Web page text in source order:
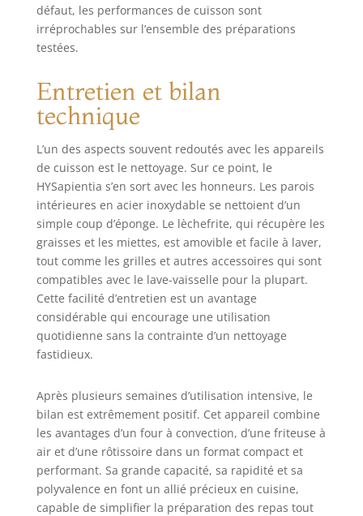
défaut, les performances de cuisson sont
irréprochables sur l’ensemble des préparations
testées.
Entretien et bilan
technique
L’un des aspects souvent redoutés avec les appareils
de cuisson est le nettoyage. Sur ce point, le
HYSapientia s’en sort avec les honneurs. Les parois
intérieures en acier inoxydable se nettoient d’un
simple coup d’éponge. Le lèchefrite, qui récupère les
graisses et les miettes, est amovible et facile à laver,
tout comme les grilles et autres accessoires qui sont
compatibles avec le lave-vaisselle pour la plupart.
Cette facilité d’entretien est un avantage
considérable qui encourage une utilisation
quotidienne sans la contrainte d’un nettoyage
fastidieux.
Après plusieurs semaines d’utilisation intensive, le
bilan est extrêmement positif. Cet appareil combine
les avantages d’un four à convection, d’une friteuse à
air et d’une rôtissoire dans un format compact et
performant. Sa grande capacité, sa rapidité et sa
polyvalence en font un allié précieux en cuisine,
capable de simplifier la préparation des repas tout